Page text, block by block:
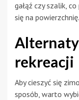
gałąź czy szalik,
się na powierzchnię.
rekreacji
Aby cieszyć się
sposób, warto